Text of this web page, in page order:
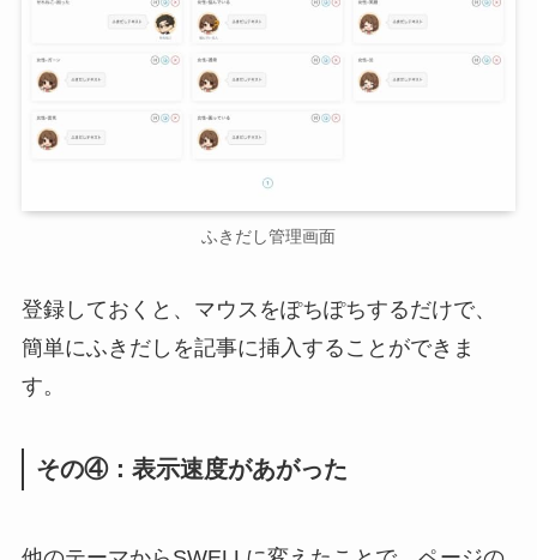
ふきだし管理画面
登録しておくと、マウスをぽちぽちするだけで、
簡単にふきだしを記事に挿入することができま
す。
その④：表示速度があがった